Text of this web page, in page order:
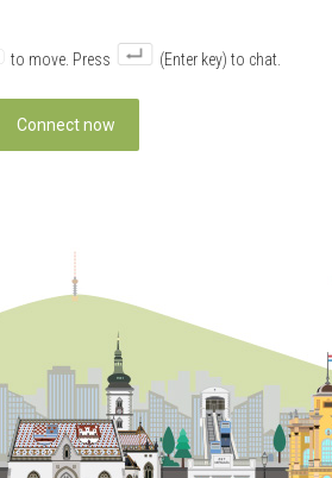
to move. Press (Enter key) to chat.
Connect now